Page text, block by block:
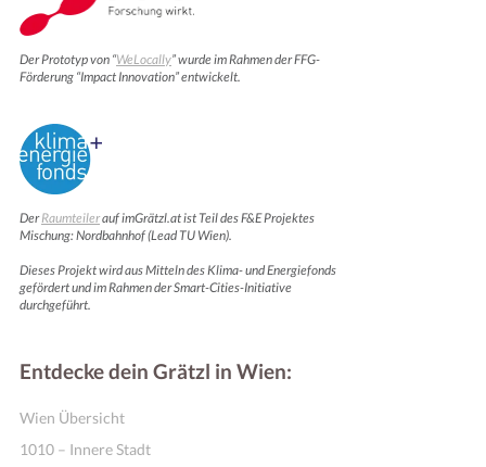
Der Prototyp von “WeLocally” wurde im Rahmen der FFG-
Förderung “Impact Innovation” entwickelt.
DerRaumteilerauf imGrätzl.at ist Teil des F&E Projektes
Mischung: Nordbahnhof (Lead TU Wien).
Dieses Projekt wird aus Mitteln des Klima- und Energiefonds
gefördert und im Rahmen der Smart-Cities-Initiative
durchgeführt.
Entdecke dein Grätzl in Wien:
Wien Übersicht
1010 – Innere Stadt